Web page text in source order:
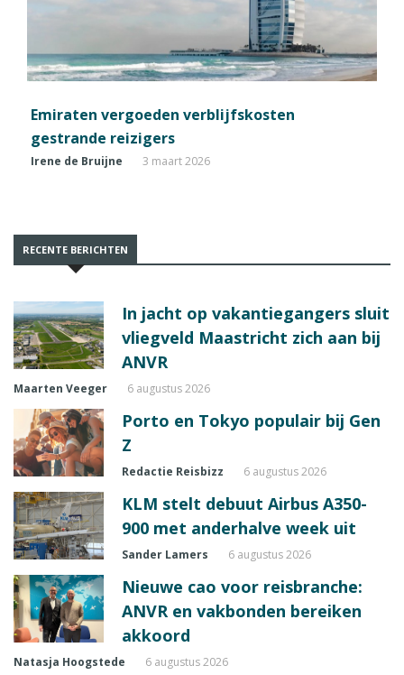
Emiraten vergoeden verblijfskosten
gestrande reizigers
Irene de Bruijne 3 maart 2026
RECENTE BERICHTEN
In jacht op vakantiegangers sluit
vliegveld Maastricht zich aan bij
ANVR
Maarten Veeger 6 augustus 2026
Porto en Tokyo populair bij Gen
Z
Redactie Reisbizz 6 augustus 2026
KLM stelt debuut Airbus A350-
900 met anderhalve week uit
Sander Lamers 6 augustus 2026
Nieuwe cao voor reisbranche:
ANVR en vakbonden bereiken
akkoord
Natasja Hoogstede 6 augustus 2026